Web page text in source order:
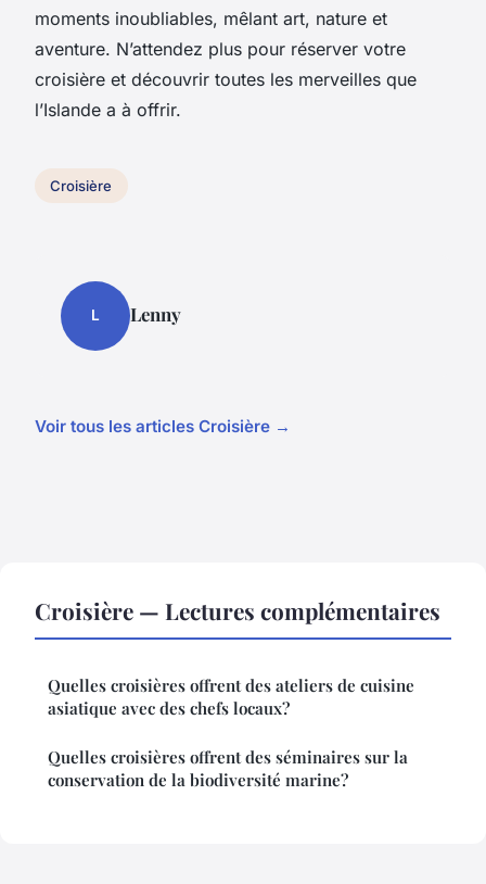
moments inoubliables, mêlant art, nature et
aventure. N’attendez plus pour réserver votre
croisière et découvrir toutes les merveilles que
l’Islande a à offrir.
Croisière
L Lenny
Voir tous les articles Croisière →
Croisière — Lectures complémentaires
Quelles croisières offrent des ateliers de cuisine
asiatique avec des chefs locaux?
Quelles croisières offrent des séminaires sur la
conservation de la biodiversité marine?